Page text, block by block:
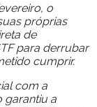
o
próprias
de
para derrubar
cumprir.
com a
garantiu a